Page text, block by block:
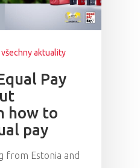
všechny aktuality
Pay
how to
pay
from Estonia and